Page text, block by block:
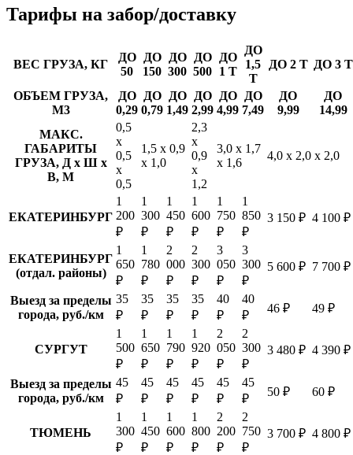
Тарифы на забор/доставку
ВЕС ГРУЗА, КГ
ДО
50
ДО
150
ДО
300
ДО
500
ДО
1 Т
ДО
1,5
Т
ДО 2 Т ДО 3 Т
ОБЪЕМ ГРУЗА,
М3
ДО
0,29
ДО
0,79
ДО
1,49
ДО
2,99
ДО
4,99
ДО
7,49
ДО
9,99
ДО
14,99
МАКС.
ГАБАРИТЫ
ГРУЗА, Д х Ш х
В, М
0,5
х
0,5
х
0,5
1,5 х 0,9
х 1,0
2,3
х
0,9
х
1,2
3,0 х 1,7
х 1,6
4,0 х 2,0 х 2,0
ЕКАТЕРИНБУРГ
1
200
₽
1
300
₽
1
450
₽
1
600
₽
1
750
₽
1
850
₽
3 150 ₽ 4 100 ₽
ЕКАТЕРИНБУРГ
(отдал. районы)
1
650
₽
1
780
₽
2
000
₽
2
300
₽
3
050
₽
3
300
₽
5 600 ₽ 7 700 ₽
Выезд за пределы
города, руб./км
35
₽
35
₽
35
₽
35
₽
40
₽
40
₽
46 ₽ 49 ₽
СУРГУТ
1
500
₽
1
650
₽
1
790
₽
1
920
₽
2
050
₽
2
300
₽
3 480 ₽ 4 390 ₽
Выезд за пределы
города, руб./км
45
₽
45
₽
45
₽
45
₽
45
₽
45
₽
50 ₽ 60 ₽
ТЮМЕНЬ
1
300
₽
1
450
₽
1
600
₽
1
800
₽
2
200
₽
2
750
₽
3 700 ₽ 4 800 ₽